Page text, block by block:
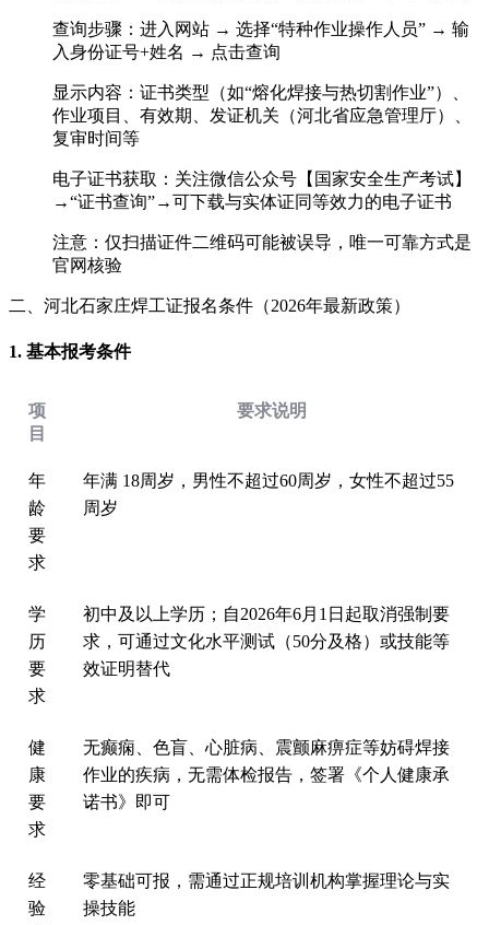
查询步骤：进入网站 → 选择“特种作业操作人员” → 输
入‌身份证号+姓名‌ → 点击查询
显示内容：证书类型（如“熔化焊接与热切割作业”）、
作业项目、有效期、发证机关（‌河北省应急管理厅‌）、
复审时间等
电子证书获取：关注微信公众号【‌国家安全生产考试‌】
→“证书查询”→可下载与实体证同等效力的电子证书
注意：仅扫描证件二维码可能被误导，‌唯一可靠方式是
官网核验‌
二、河北石家庄焊工证报名条件（2026年最新政策）
1. ‌基本报考条件‌
项
目
要求说明
‌年
龄
要
求‌
年满 ‌18周岁‌，男性不超过60周岁，女性不超过55
周岁
‌学
历
要
求‌
‌初中及以上学历‌；‌自2026年6月1日起取消强制要
求‌，可通过文化水平测试（50分及格）或技能等
效证明替代
‌健
康
要
求‌
无癫痫、色盲、心脏病、震颤麻痹症等妨碍焊接
作业的疾病，‌无需体检报告‌，签署《个人健康承
诺书》即可
‌经
验
‌零基础可报‌，需通过正规培训机构掌握理论与实
操技能